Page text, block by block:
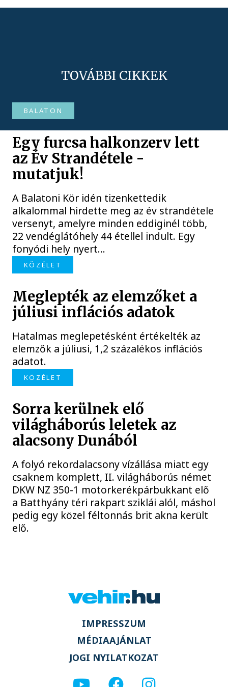
TOVÁBBI CIKKEK
BALATON
Egy furcsa halkonzerv lett
az Év Strandétele -
mutatjuk!
A Balatoni Kör idén tizenkettedik
alkalommal hirdette meg az év strandétele
versenyt, amelyre minden eddiginél több,
22 vendéglátóhely 44 étellel indult. Egy
fonyódi hely nyert...
KÖZÉLET
Meglepték az elemzőket a
júliusi inflációs adatok
Hatalmas meglepetésként értékelték az
elemzők a júliusi, 1,2 százalékos inflációs
adatot.
KÖZÉLET
Sorra kerülnek elő
világháborús leletek az
alacsony Dunából
A folyó rekordalacsony vízállása miatt egy
csaknem komplett, II. világháborús német
DKW NZ 350-1 motorkerékpárbukkant elő
a Batthyány téri rakpart sziklái alól, máshol
pedig egy közel féltonnás brit akna került
elő.
IMPRESSZUM
MÉDIAAJÁNLAT
JOGI NYILATKOZAT